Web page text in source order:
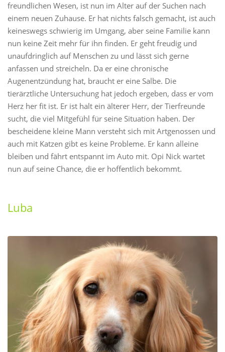
freundlichen Wesen, ist nun im Alter auf der Suchen nach
einem neuen Zuhause. Er hat nichts falsch gemacht, ist auch
keineswegs schwierig im Umgang, aber seine Familie kann
nun keine Zeit mehr für ihn finden. Er geht freudig und
unaufdringlich auf Menschen zu und lässt sich gerne
anfassen und streicheln. Da er eine chronische
Augenentzündung hat, braucht er eine Salbe. Die
tierärztliche Untersuchung hat jedoch ergeben, dass er vom
Herz her fit ist. Er ist halt ein älterer Herr, der Tierfreunde
sucht, die viel Mitgefühl für seine Situation haben. Der
bescheidene kleine Mann versteht sich mit Artgenossen und
auch mit Katzen gibt es keine Probleme. Er kann alleine
bleiben und fährt entspannt im Auto mit. Opi Nick wartet
nun auf seine Chance, die er hoffentlich bekommt.
Luba